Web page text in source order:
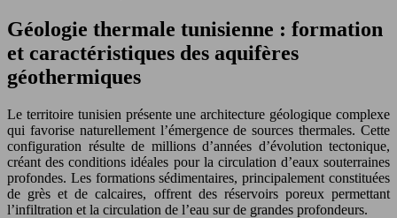
Géologie thermale tunisienne : formation
et caractéristiques des aquifères
géothermiques
Le territoire tunisien présente une architecture géologique complexe
qui favorise naturellement l’émergence de sources thermales. Cette
configuration résulte de millions d’années d’évolution tectonique,
créant des conditions idéales pour la circulation d’eaux souterraines
profondes. Les formations sédimentaires, principalement constituées
de grès et de calcaires, offrent des réservoirs poreux permettant
l’infiltration et la circulation de l’eau sur de grandes profondeurs.